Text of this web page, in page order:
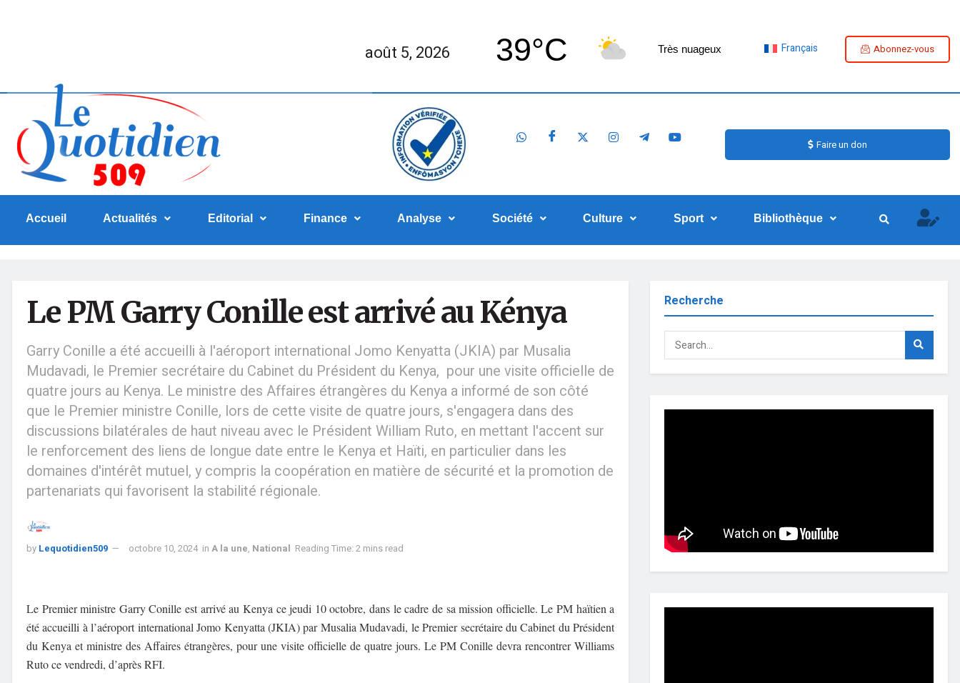
août 5, 2026 39°C Très nuageux Français Abonnez-vous
Faire un don
Accueil Actualités Editorial Finance Analyse Société Culture Sport Bibliothèque
Le PM Garry Conille est arrivé au Kénya
Garry Conille a été accueilli à l'aéroport international Jomo Kenyatta (JKIA) par Musalia
Mudavadi, le Premier secrétaire du Cabinet du Président du Kenya, pour une visite officielle de
quatre jours au Kenya. Le ministre des Affaires étrangères du Kenya a informé de son côté
que le Premier ministre Conille, lors de cette visite de quatre jours, s'engagera dans des
discussions bilatérales de haut niveau avec le Président William Ruto, en mettant l'accent sur
le renforcement des liens de longue date entre le Kenya et Haïti, en particulier dans les
domaines d'intérêt mutuel, y compris la coopération en matière de sécurité et la promotion de
partenariats qui favorisent la stabilité régionale.
by Lequotidien509 octobre 10, 2024 in A la une, National Reading Time: 2 mins read
Le Premier ministre Garry Conille est arrivé au Kenya ce jeudi 10 octobre, dans le cadre de sa mission officielle. Le PM haïtien a
été accueilli à l’aéroport international Jomo Kenyatta (JKIA) par Musalia Mudavadi, le Premier secrétaire du Cabinet du Président
du Kenya et ministre des Affaires étrangères, pour une visite officielle de quatre jours. Le PM Conilledevra rencontrer Williams
Ruto ce vendredi, d’après RFI.
Recherche